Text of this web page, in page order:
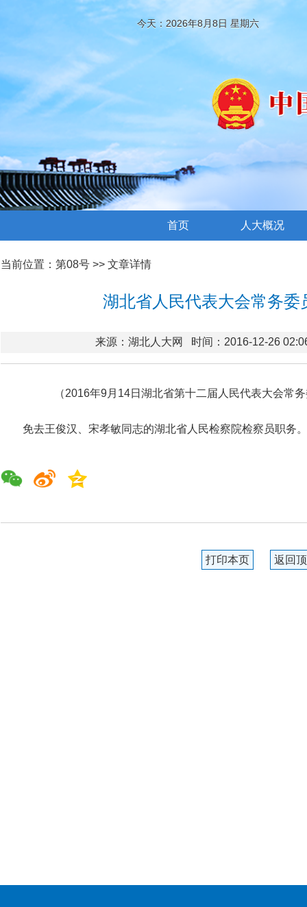
今天：2026年8月8日 星期六
首页 人大概况
当前位置： 第08号 >> 文章详情
湖北省人民代表大会常务委
来源：湖北人大网 时间：2016-12-26
（2016年9月14日湖北省第十二届人民代表大会常
免去王俊汉、宋孝敏同志的湖北省人民检察院检察员职务。
打印本页 返回